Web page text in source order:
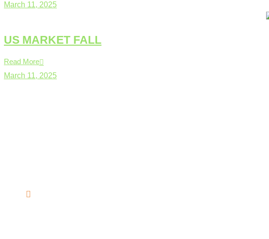
March 11, 2025
US MARKET FALL
Read More
March 11, 2025